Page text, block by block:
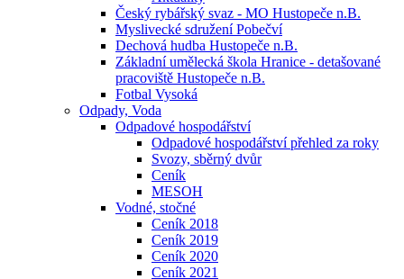
Český rybářský svaz - MO Hustopeče n.B.
Myslivecké sdružení Pobečví
Dechová hudba Hustopeče n.B.
Základní umělecká škola Hranice - detašované
pracoviště Hustopeče n.B.
Fotbal Vysoká
Odpady, Voda
Odpadové hospodářství
Odpadové hospodářství přehled za roky
Svozy, sběrný dvůr
Ceník
MESOH
Vodné, stočné
Ceník 2018
Ceník 2019
Ceník 2020
Ceník 2021